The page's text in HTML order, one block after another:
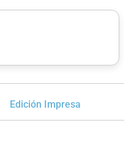
Edición Impresa